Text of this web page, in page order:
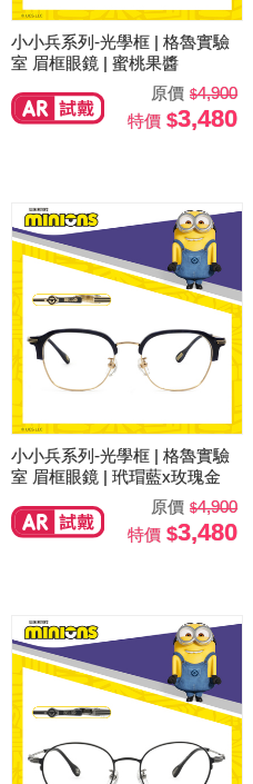
小小兵系列-光學框 | 格魯實驗
室 眉框眼鏡 | 蜜桃果醬
原價
4,900
特價
3,480
小小兵系列-光學框 | 格魯實驗
室 眉框眼鏡 | 玳瑁藍x玫瑰金
原價
4,900
特價
3,480